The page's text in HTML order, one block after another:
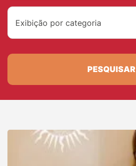
Exibição por categoria
PESQUISAR